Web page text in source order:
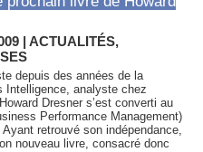
| ACTUALITÉS,
depuis des années de la
Intelligence, analyste chez
Dresner s’est converti au
Performance Management)
retrouvé son indépendance,
nouveau livre, consacré donc